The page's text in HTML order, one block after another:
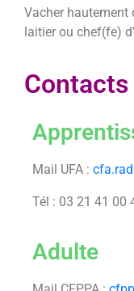
Vacher hautement
laitier ou chef(fe)
Contacts
Mail UFA :
Tél : 03 21 41 00
Adulte